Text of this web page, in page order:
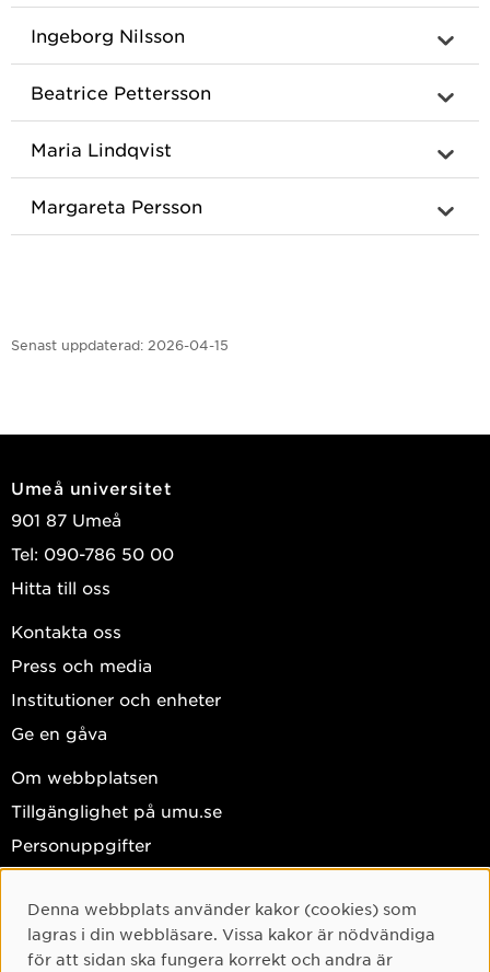
Ingeborg Nilsson
Beatrice Pettersson
Maria Lindqvist
Margareta Persson
Senast uppdaterad: 2026-04-15
Umeå universitet
901 87 Umeå
Tel: 090-786 50 00
Hitta till oss
Kontakta oss
Press och media
Institutioner och enheter
Ge en gåva
Om webbplatsen
Tillgänglighet på umu.se
Personuppgifter
Facebook
Instagram
Cookie-samtycke
Denna webbplats använder kakor (cookies) som
lagras i din webbläsare. Vissa kakor är nödvändiga
för att sidan ska fungera korrekt och andra är